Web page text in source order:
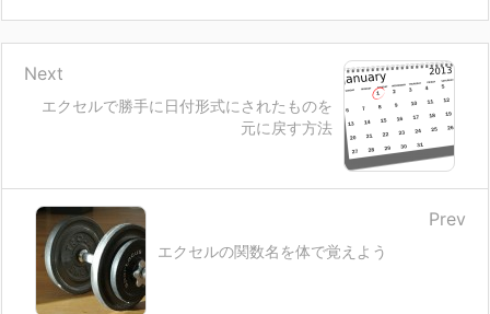
エクセルで勝手に日付形式にされたものを
元に戻す方法
Next
エクセルの関数名を体で覚えよう
Prev